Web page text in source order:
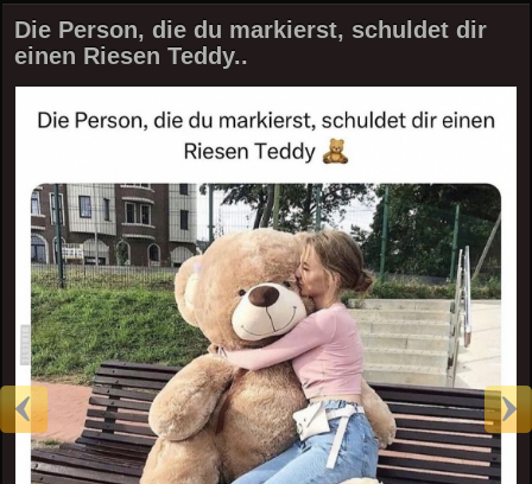
Die Person, die du markierst, schuldet dir
einen Riesen Teddy..